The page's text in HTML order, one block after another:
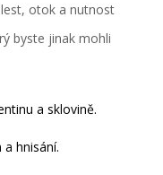
otok a nutnost
byste jinak mohli
a sklovině.
hnisání.